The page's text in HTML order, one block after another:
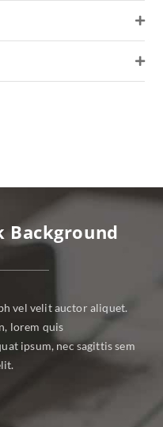
Background
vel velit auctor aliquet.
lorem quis
ipsum, nec sagittis sem